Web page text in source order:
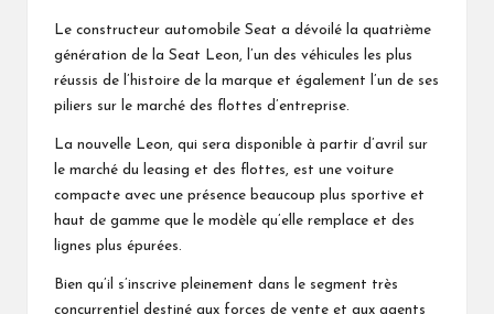
Le constructeur automobile Seat a dévoilé la quatrième
génération de la Seat Leon, l’un des véhicules les plus
réussis de l’histoire de la marque et également l’un de ses
piliers sur le marché des flottes d’entreprise.
La nouvelle Leon, qui sera disponible à partir d’avril sur
le marché du leasing et des flottes, est une voiture
compacte avec une présence beaucoup plus sportive et
haut de gamme que le modèle qu’elle remplace et des
lignes plus épurées.
Bien qu’il s’inscrive pleinement dans le segment très
concurrentiel destiné aux forces de vente et aux agents